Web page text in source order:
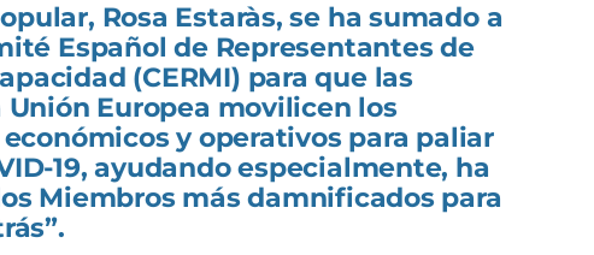
Rosa Estaràs,se ha sumado a
Español de Representantes de
(CERMI) para que las
Europea movilicen los
y operativos para paliar
19, ayudando especialmente, ha
Miembros más damnificados para